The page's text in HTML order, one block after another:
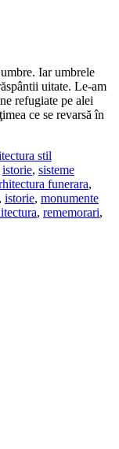
Iar umbrele
uitate. Le-am
refugiate pe alei
ce se revarsă în
stil
istorie, sisteme
funerara,
, istorie, monumente
, rememorari,